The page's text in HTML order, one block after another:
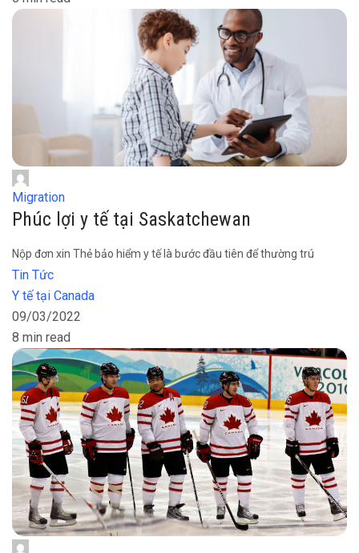
Migration
Phúc lợi y tế tại Saskatchewan
Nộp đơn xin Thẻ bảo hiểm y tế là bước đầu tiên để thường trú
Tin Tức
Y tế tại Canada
09/03/2022
8 min read